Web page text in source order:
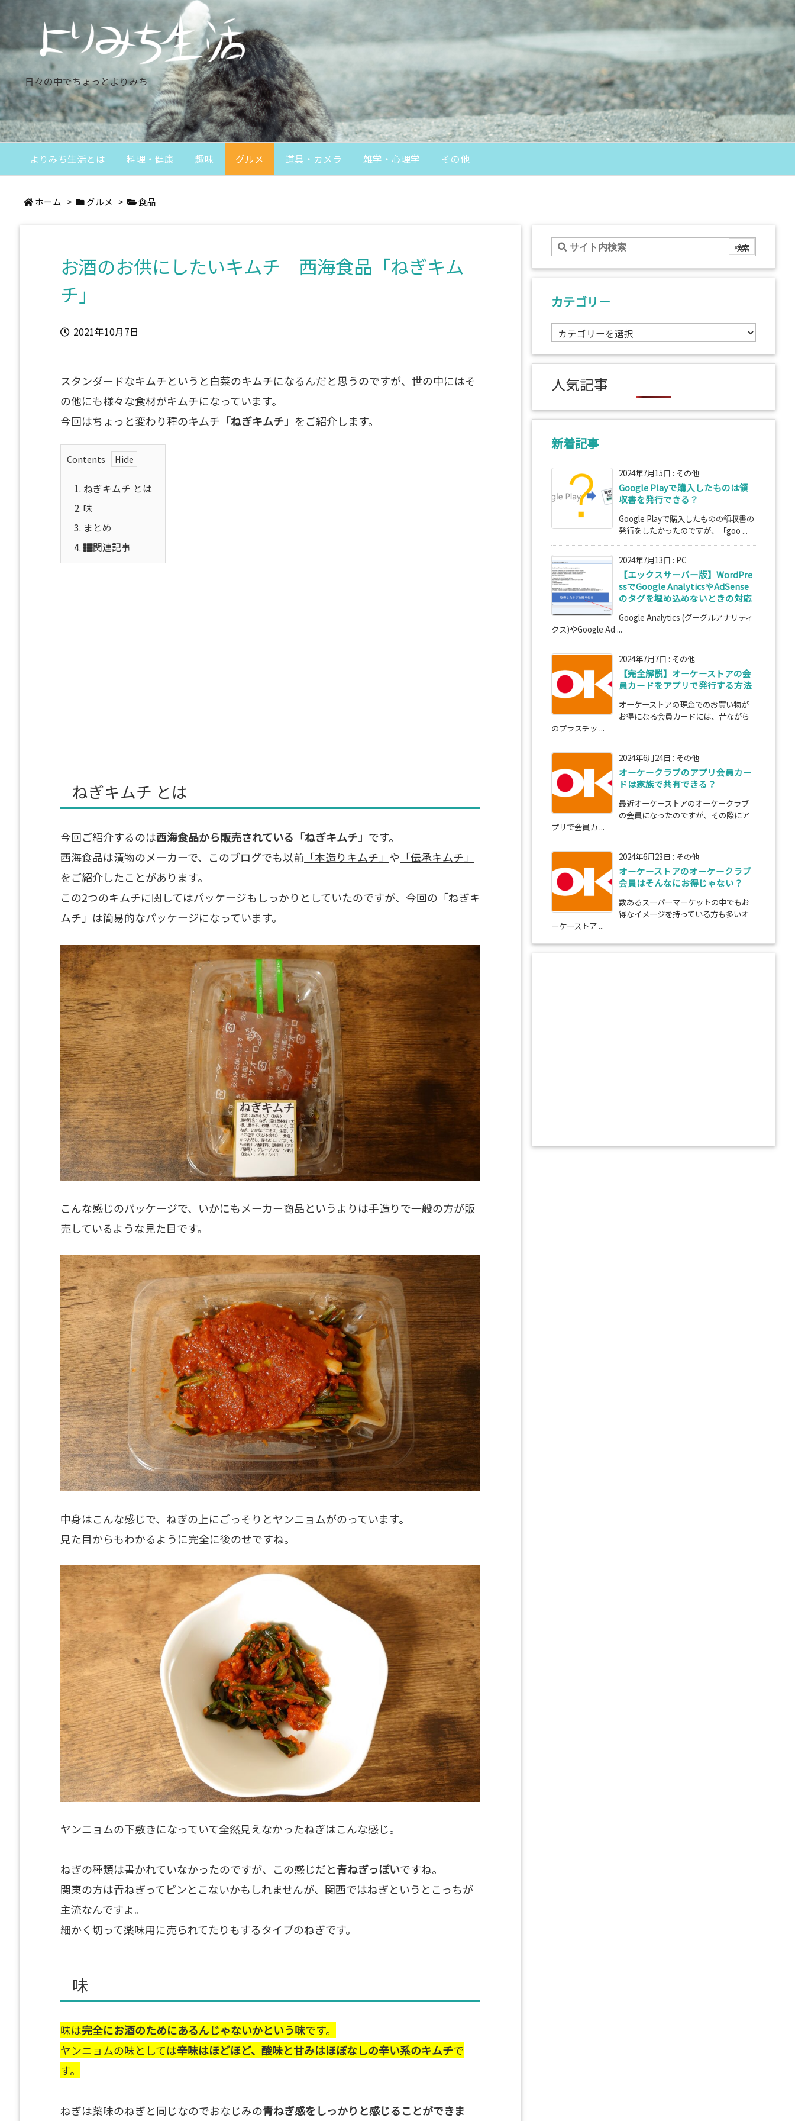
日々の中でちょっとよりみち
よりみち生活とは 料理・健康 趣味 グルメ 道具・カメラ 雑学・心理学 その他
ホーム > グルメ > 食品
お酒のお供にしたいキムチ 西海食品「ねぎキム
チ」
2021年10月7日
スタンダードなキムチというと白菜のキムチになるんだと思うのですが、世の中にはそ
の他にも様々な食材がキムチになっています。
今回はちょっと変わり種のキムチ 「ねぎキムチ」 をご紹介します。
Contents
1. ねぎキムチ とは
2. 味
3. まとめ
4.
関連記事
ねぎキムチ とは
今回ご紹介するのは西海食品から販売されている「ねぎキムチ」 です。
西海食品は漬物のメーカーで、このブログでも以前 「本造りキムチ」 や 「伝承キムチ」
をご紹介したことがあります。
この2つのキムチに関してはパッケージもしっかりとしていたのですが、今回の「ねぎキ
ムチ」は簡易的なパッケージになっています。
こんな感じのパッケージで、いかにもメーカー商品というよりは手造りで一般の方が販
売しているような見た目です。
中身はこんな感じで、ねぎの上にごっそりとヤンニョムがのっています。
見た目からもわかるように完全に後のせですね。
ヤンニョムの下敷きになっていて全然見えなかったねぎはこんな感じ。
ねぎの種類は書かれていなかったのですが、この感じだと青ねぎっぽいですね。
関東の方は青ねぎってピンとこないかもしれませんが、関西ではねぎというとこっちが
主流なんですよ。
細かく切って薬味用に売られてたりもするタイプのねぎです。
味
味は完全にお酒のためにあるんじゃないかという味です。
ヤンニョムの味としては辛味はほどほど、酸味と甘みはほぼなしの辛い系のキムチで
す。
ねぎは薬味のねぎと同じなのでおなじみの青ねぎ感をしっかりと感じることができま
カテゴリー
カ
テ
ゴ
ー
人気記事
新着記事
2024年7月15日 : その他
Google Playで購入したものは領
収書を発行できる？
Google Playで購入したものの領収書の
発行をしたかったのですが、「goo ...
2024年7月13日 : PC
【エックスサーバー版】WordPre
ssでGoogle AnalyticsやAdSense
のタグを埋め込めないときの対応
Google Analytics (グーグルアナリティ
クス)やGoogle Ad ...
2024年7月7日 : その他
【完全解説】オーケーストアの会
員カードをアプリで発行する方法
オーケーストアの現金でのお買い物が
お得になる会員カードには、昔ながら
のプラスチッ ...
2024年6月24日 : その他
オーケークラブのアプリ会員カー
ドは家族で共有できる？
最近オーケーストアのオーケークラブ
の会員になったのですが、その際にア
プリで会員カ ...
2024年6月23日 : その他
オーケーストアのオーケークラブ
会員はそんなにお得じゃない？
数あるスーパーマーケットの中でもお
得なイメージを持っている方も多いオ
ーケーストア ...